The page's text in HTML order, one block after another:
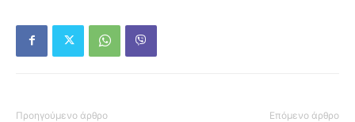
Προηγούμενο άρθρο Επόμενο άρθρο